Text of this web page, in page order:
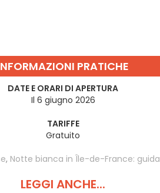
PRATICHE
DATE E ORARI DI APERTURA
Il 6 giugno 2026
TARIFFE
Gratuito
, Notte bianca in Île-de-France: guida
LEGGI ANCHE...